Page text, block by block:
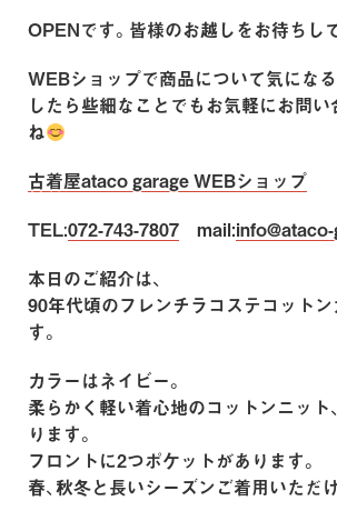
OPENです。皆様のお越しをお待ちし
WEBショップで商品について気にな
したら些細なことでもお気軽にお問
ね
古着屋ataco garage WEBショップ
TEL:072-743-7807 mail:
本日のご紹介は、
90年代頃のフレンチラコステコット
す。
カラーはネイビー。
柔らかく軽い着心地のコットンニット
ります。
フロントに2つポケットがあります。
春、秋冬と長いシーズンご着用いただ